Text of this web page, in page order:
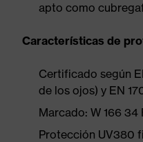
apto como
Características de
Certificado según
de los ojos) y EN
Marcado: W 166 34
Protección UV380